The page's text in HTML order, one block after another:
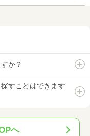
か？
すことはできます
へ